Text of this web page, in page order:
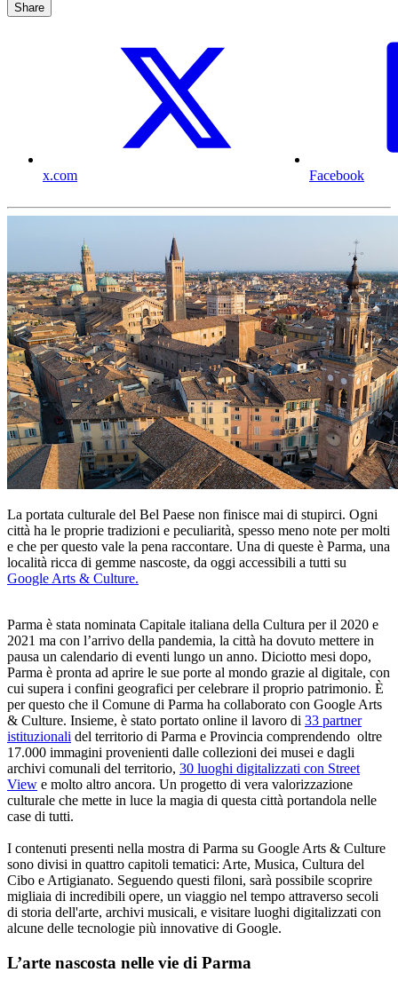
Share
x.com Facebook
La portata culturale del Bel Paese non finisce mai di stupirci. Ogni
città ha le proprie tradizioni e peculiarità, spesso meno note per molti
e che per questo vale la pena raccontare. Una di queste è Parma, una
località ricca di gemme nascoste, da oggi accessibili a tutti su
Google Arts & Culture.
Parma è stata nominata Capitale italiana della Cultura per il 2020 e
2021 ma con l’arrivo della pandemia, la città ha dovuto mettere in
pausa un calendario di eventi lungo un anno. Diciotto mesi dopo,
Parma è pronta ad aprire le sue porte al mondo grazie al digitale, con
cui supera i confini geografici per celebrare il proprio patrimonio. È
per questo che il Comune di Parma ha collaborato con Google Arts
& Culture. Insieme, è stato portato online il lavoro di 33 partner
istituzionali del territorio di Parma e Provincia comprendendo oltre
17.000 immagini provenienti dalle collezioni dei musei e dagli
archivi comunali del territorio, 30 luoghi digitalizzati con Street
View e molto altro ancora. Un progetto di vera valorizzazione
culturale che mette in luce la magia di questa città portandola nelle
case di tutti.
I contenuti presenti nella mostra di Parma su Google Arts & Culture
sono divisi in quattro capitoli tematici: Arte, Musica, Cultura del
Cibo e Artigianato. Seguendo questi filoni, sarà possibile scoprire
migliaia di incredibili opere, un viaggio nel tempo attraverso secoli
di storia dell'arte, archivi musicali, e visitare luoghi digitalizzati con
alcune delle tecnologie più innovative di Google.
L’arte nascosta nelle vie di Parma